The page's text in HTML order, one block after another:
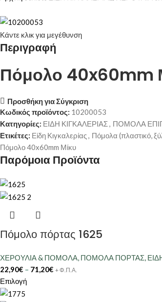
Κάντε κλικ για μεγέθυνση
Περιγραφή
Πόμολο 40x60mm
Προσθήκη για Σύγκριση
Κωδικός προϊόντος: 10200053
Κατηγορίες: ΕΙΔΗ ΚΙΓΚΑΛΕΡΙΑΣ, ΠΟΜΟΛΑ
Ετικέτες: Είδη Κιγκαλερίας, Πόμολα (πλαστικό,
Πόμολο 40x60mm Μίκυ
Παρόμοια Προϊόντα
Πόμολο πόρτας 1625
ΧΕΡΟΥΛΙΑ & ΠΟΜΟΛΑ, ΠΟΜΟΛΑ ΠΟΡΤΑΣ,
22,90€ – 71,20€ + Φ.Π.Α.
Επιλογή